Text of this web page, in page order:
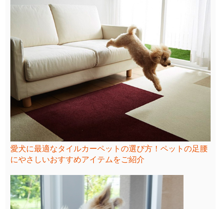
愛犬に最適なタイルカーペットの選び方！ペットの足腰
にやさしいおすすめアイテムをご紹介